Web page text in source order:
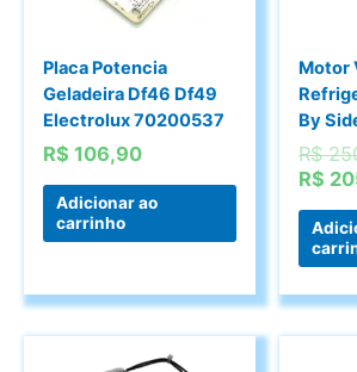
Placa Potencia
Geladeira Df46 Df49
Electrolux 70200537
R$ 106,90
Adicionar ao
carrinho
Motor
By
R$
R$